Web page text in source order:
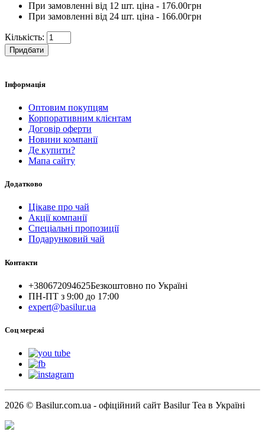
При замовленні від 12 шт. ціна - 176.00грн
При замовленні від 24 шт. ціна - 166.00грн
Кількість:
Придбати
Інформація
Оптовим покупцям
Корпоративним клієнтам
Договір оферти
Новини компанії
Де купити?
Мапа сайту
Додатково
Цікаве про чай
Акції компанії
Спеціальні пропозиції
Подарунковий чай
Контакти
+380672094625Безкоштовно по Україні
ПН-ПТ з 9:00 до 17:00
expert@basilur.ua
Cоц мережі
2026 © Basilur.com.ua - офіційний сайт Basilur Tea в Україні